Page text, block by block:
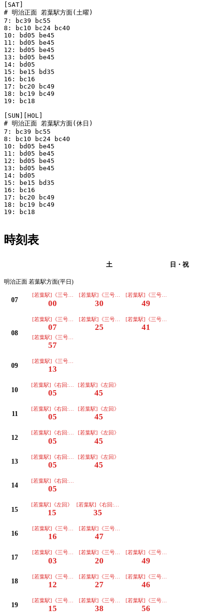
[SAT]
# 明治正面 若葉駅方面(土曜)
7: bc39 bc55
8: bc10 bc24 bc40
10: bd05 be45
11: bd05 be45
12: bd05 be45
13: bd05 be45
14: bd05
15: be15 bd35
16: bc16
17: bc20 bc49
18: bc19 bc49
19: bc18
[SUN][HOL]
# 明治正面 若葉駅方面(休日)
7: bc39 bc55
8: bc10 bc24 bc40
10: bd05 be45
11: bd05 be45
12: bd05 be45
13: bd05 be45
14: bd05
15: be15 bd35
16: bc16
17: bc20 bc49
18: bc19 bc49
19: bc18
時刻表
土 日・祝
明治正面 若葉駅方面(平日)
07
[若葉駅]《三号車》
00
[若葉駅]《三号車》
30
[若葉駅]《三号車》
49
08
[若葉駅]《三号車》
07
[若葉駅]《三号車》
25
[若葉駅]《三号車》
41
[若葉駅]《三号車》
57
09
[若葉駅]《三号車》
13
10
[若葉駅]《右回:道路反対側に停車》
05
[若葉駅]《左回》
45
11
[若葉駅]《右回:道路反対側に停車》
05
[若葉駅]《左回》
45
12
[若葉駅]《右回:道路反対側に停車》
05
[若葉駅]《左回》
45
13
[若葉駅]《右回:道路反対側に停車》
05
[若葉駅]《左回》
45
14
[若葉駅]《右回:道路反対側に停車》
05
15
[若葉駅]《左回》
15
[若葉駅]《右回:道路反対側に停車》
35
16
[若葉駅]《三号車》
16
[若葉駅]《三号車》
47
17
[若葉駅]《三号車》
03
[若葉駅]《三号車》
20
[若葉駅]《三号車》
49
18
[若葉駅]《三号車》
12
[若葉駅]《三号車》
27
[若葉駅]《三号車》
46
19
[若葉駅]《三号車》
15
[若葉駅]《三号車》
38
[若葉駅]《三号車》
56